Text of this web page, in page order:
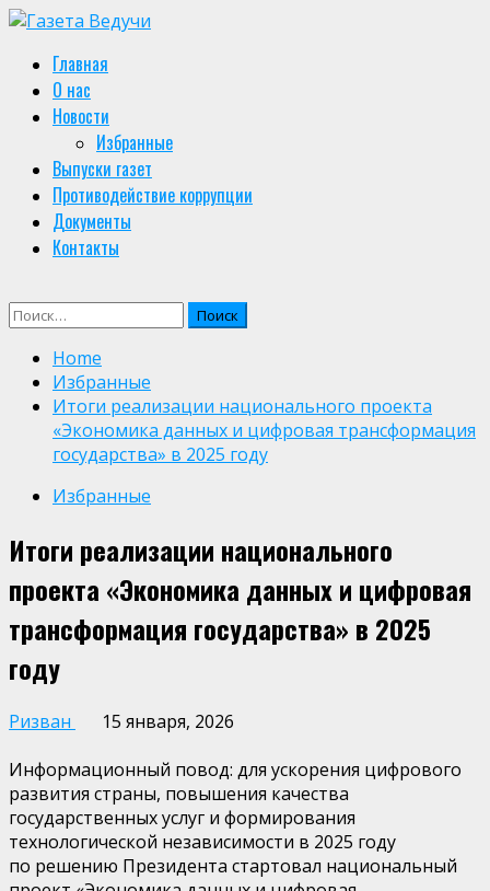
Skip
content
Primary
Menu
Главная
О нас
Новости
Избранные
Выпуски газет
Противодействие коррупции
Документы
Контакты
Найти:
Home
Избранные
Итоги реализации национального проекта
«Экономика данных и цифровая трансформация
государства» в 2025 году
Избранные
Итоги реализации национального
проекта «Экономика данных и цифровая
трансформация государства» в 2025
году
Ризван
15 января, 2026
Информационный повод: для ускорения цифрового
развития страны, повышения качества
государственных услуг и формирования
технологической независимости в 2025 году
по решению Президента стартовал национальный